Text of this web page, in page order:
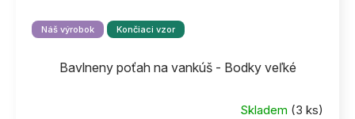
Náš výrobok Končiaci vzor
Bavlneny poťah na vankúš - Bodky veľké
Skladem (3 ks)